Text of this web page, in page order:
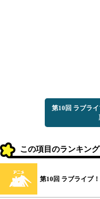
第10回 ラブラ
この項目のランキング
第10回 ラブライブ